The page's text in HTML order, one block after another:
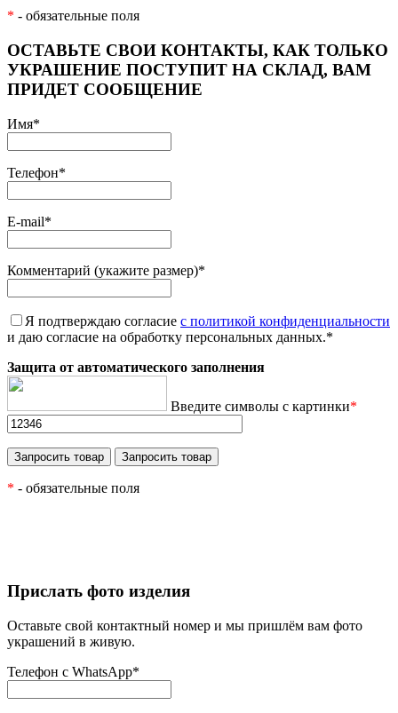
* - обязательные поля
ОСТАВЬТЕ СВОИ КОНТАКТЫ, КАК ТОЛЬКО
УКРАШЕНИЕ ПОСТУПИТ НА СКЛАД, ВАМ
ПРИДЕТ СООБЩЕНИЕ
Имя*
Телефон*
E-mail*
Комментарий (укажите размер)*
Я подтверждаю согласие с политикой конфиденциальности
и даю согласие на обработку персональных данных.*
Защита от автоматического заполнения
Введите символы с картинки*
* - обязательные поля
Прислать фото изделия
Оставьте свой контактный номер и мы пришлём вам фото
украшений в живую.
Телефон с WhatsApp*